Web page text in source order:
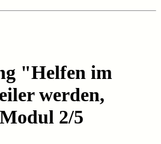
"Helfen im
werden,
2/5